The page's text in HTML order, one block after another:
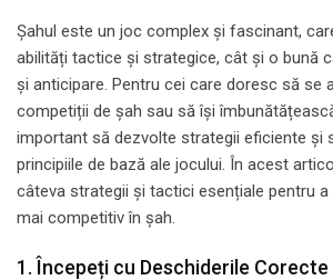
Șahul este un joc complex și fascinant,
abilități tactice și strategice, cât și o bună
și anticipare. Pentru cei care doresc să se
competiții de șah sau să își
important să dezvolte strategii eficiente și
principiile de bază ale jocului. În acest
câteva strategii și tactici esențiale pentru a
mai competitiv în șah.
1. Începeți cu Deschiderile Corecte